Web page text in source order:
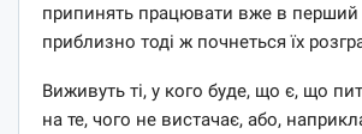
припинять працювати вже в перший
приблизно тоді ж почнеться їх
Виживуть ті, у кого буде, що є, що
на те, чого не вистачає, або,